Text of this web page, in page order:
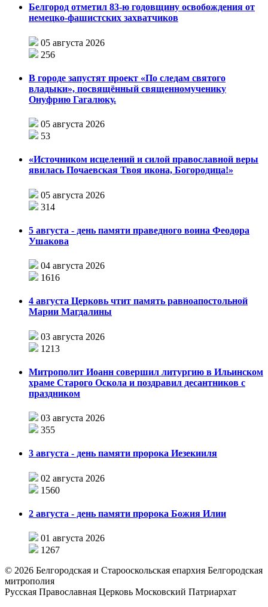
Белгород отметил 83-ю годовщину освобождения от
немецко-фашистских захватчиков
05 августа 2026
256
В городе запустят проект «По следам святого
владыки», посвящённый священномученику
Онуфрию Гагалюку.
05 августа 2026
53
«Источником исцелений и силой православной веры
явилась Почаевская Твоя икона, Богородица!»
05 августа 2026
314
5 августа - день памяти праведного воина Феодора
Ушакова
04 августа 2026
1616
4 августа Церковь чтит память равноапостольной
Марии Магдалины
03 августа 2026
1213
Митрополит Иоанн совершил литургию в Ильинском
храме Старого Оскола и поздравил десантников с
праздником
03 августа 2026
355
3 августа - день памяти пророка Иезекииля
02 августа 2026
1560
2 августа - день памяти пророка Божия Илии
01 августа 2026
1267
© 2026 Белгородская и Старооскольская епархия Белгородская
митрополия
Русская Православная Церковь Московский Патриархат